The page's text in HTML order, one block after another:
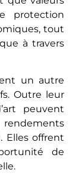
protection
tout
à travers
un autre
Outre leur
peuvent
Elles offrent
de